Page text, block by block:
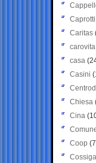
Caprotti
Caritas
carovita
casa
Casini
Chiesa
Cina
Coop
Cossiga